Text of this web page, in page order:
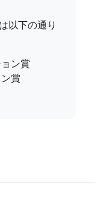
以下の通り
ン賞
賞